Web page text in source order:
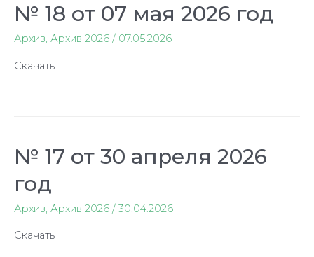
№ 18 от 07 мая 2026 год
Архив, Архив 2026 / 07.05.2026
Скачать
№ 17 от 30 апреля 2026
год
Архив Архив 2026 / 30.04.2026
Скачать